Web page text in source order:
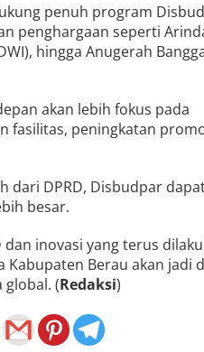
penuh program
penghargaan seperti
hingga Anugerah
akan lebih fokus pada
fasilitas, peningkatan
dari DPRD, Disbudpar
besar.
inovasi yang terus
Berau akan jadi
global. (Redaksi)